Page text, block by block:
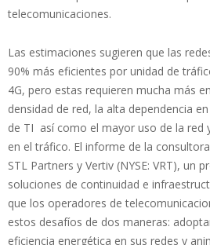
telecomunicaciones.
Las estimaciones sugieren que las
90% más eficientes por unidad de
4G, pero estas requieren mucha más
densidad de red, la alta dependencia
de TI así como el mayor uso de la red
en el tráfico. El informe de la
STL Partners y Vertiv (NYSE: VRT), un
soluciones de continuidad e
que los operadores de
estos desafíos de dos maneras:
eficiencia energética en sus redes y